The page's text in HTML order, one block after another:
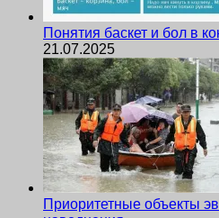
Понятия баскет и бол в
21.07.2025
Приоритетные объекты